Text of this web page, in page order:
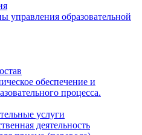
управления образовательной
обеспечение и
процесса.
услуги
деятельность